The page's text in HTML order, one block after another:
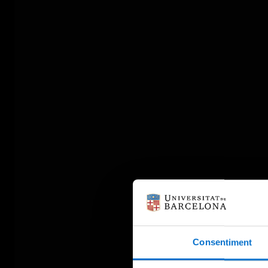
Consentiment